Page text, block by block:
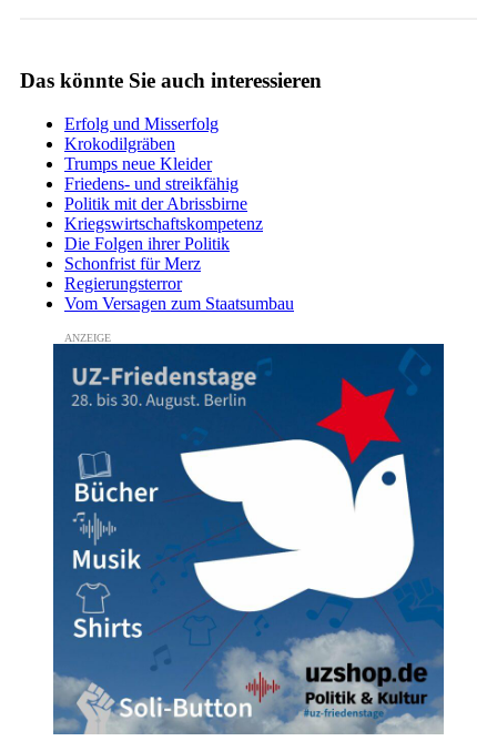
Das könnte Sie auch interessieren
Erfolg und Misserfolg
Krokodilgräben
Trumps neue Kleider
Friedens- und streikfähig
Politik mit der Abrissbirne
Kriegswirtschaftskompetenz
Die Folgen ihrer Politik
Schonfrist für Merz
Regierungsterror
Vom Versagen zum Staatsumbau